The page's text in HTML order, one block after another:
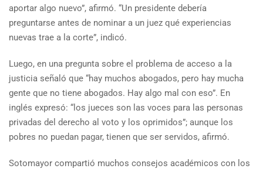
aportar algo nuevo”, afirmó. “Un presidente debería
preguntarse antes de nominar a un juez qué experiencias
nuevas trae a la corte”, indicó.
Luego, en una pregunta sobre el problema de acceso a la
justicia señaló que “hay muchos abogados, pero hay mucha
gente que no tiene abogados. Hay algo mal con eso”. En
inglés expresó: “los jueces son las voces para las personas
privadas del derecho al voto y los oprimidos”; aunque los
pobres no puedan pagar, tienen que ser servidos, afirmó.
Sotomayor compartió muchos consejos académicos con los